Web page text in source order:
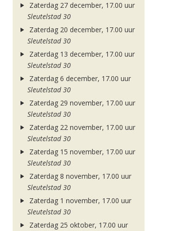
Zaterdag 27 december, 17.00 uur
Sleutelstad 30
Zaterdag 20 december, 17.00 uur
Sleutelstad 30
Zaterdag 13 december, 17.00 uur
Sleutelstad 30
Zaterdag 6 december, 17.00 uur
Sleutelstad 30
Zaterdag 29 november, 17.00 uur
Sleutelstad 30
Zaterdag 22 november, 17.00 uur
Sleutelstad 30
Zaterdag 15 november, 17.00 uur
Sleutelstad 30
Zaterdag 8 november, 17.00 uur
Sleutelstad 30
Zaterdag 1 november, 17.00 uur
Sleutelstad 30
Zaterdag 25 oktober, 17.00 uur